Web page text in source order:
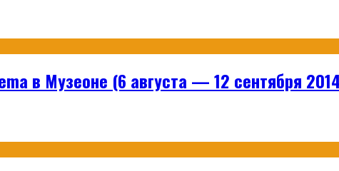
в Музеоне (6 августа — 12 сентября